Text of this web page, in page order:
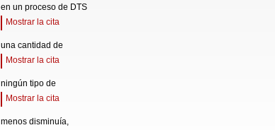
en un proceso de DTS
Mostrar la cita
una cantidad de
Mostrar la cita
ningún tipo de
Mostrar la cita
menos disminuía,